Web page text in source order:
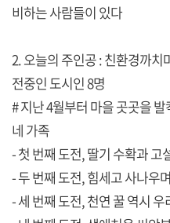
비하는 사람들이 있다
2. 오늘의 주인공 : 친환경까
전중인 도시인 8명
# 지난 4월부터 마을 곳곳을
네 가족
- 첫 번째 도전, 딸기 수확과 고
- 두 번째 도전, 힘세고 사나우
- 세 번째 도전, 천연 꿀 역시